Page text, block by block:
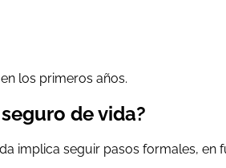
los primeros años.
de vida?
implica seguir pasos formales,